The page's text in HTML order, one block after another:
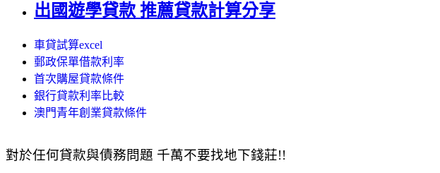
出國遊學貸款 推薦貸款計算分享
車貸試算excel
郵政保單借款利率
首次購屋貸款條件
銀行貸款利率比較
澳門青年創業貸款條件
對於任何貸款與債務問題 千萬不要找地下錢莊!!